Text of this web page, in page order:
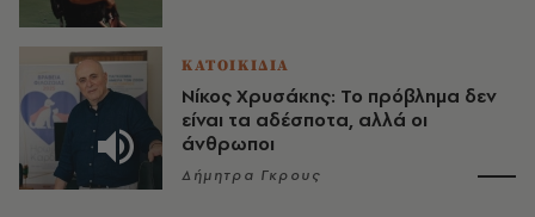
ΚΑΤΟΙΚΙΔΙΑ
Νίκος Χρυσάκης: Το πρόβλημα δεν
είναι τα αδέσποτα, αλλά οι
άνθρωποι
Δήμητρα Γκρους